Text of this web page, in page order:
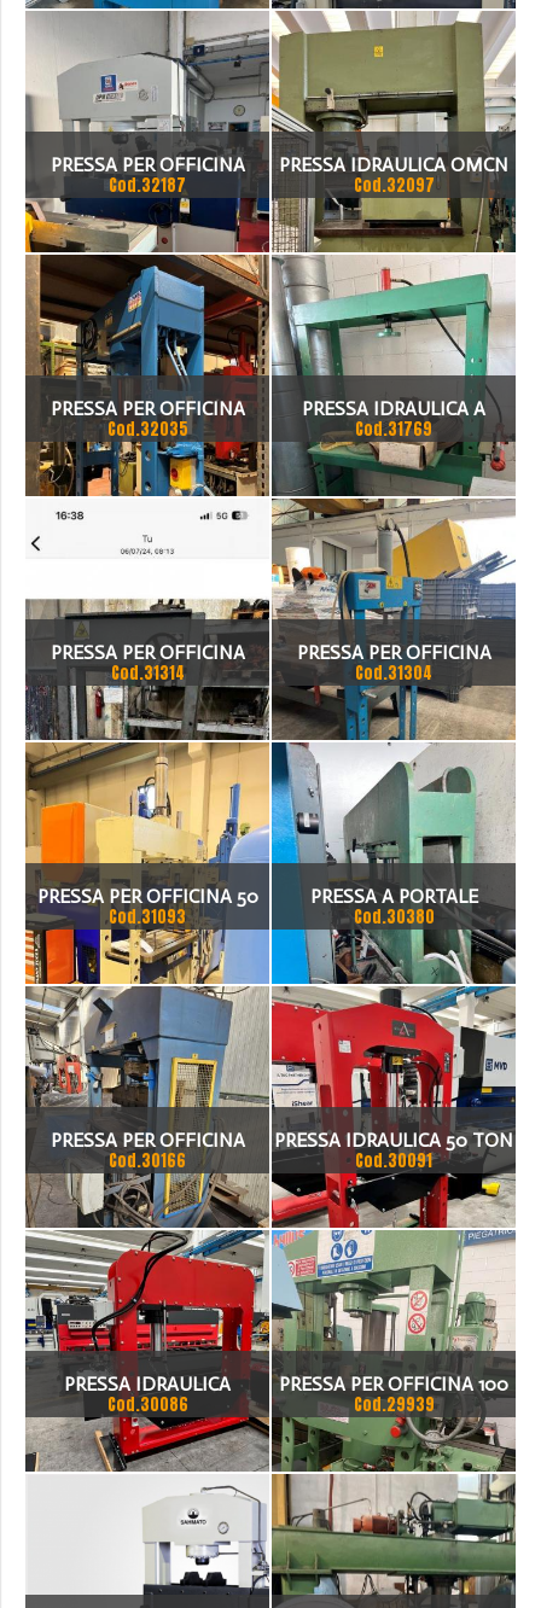
ANNO 2014
PRESSA PER OFFICINA
NUOVA 150 TON
Cod.32187
PRESSA IDRAULICA OMCN
(IB) 280 RM 300 TON
Cod.32097
PRESSA PER OFFICINA
100TON NUOVA OMCN
Cod.32035
PRESSA IDRAULICA A
MANO
Cod.31769
PRESSA PER OFFICINA
BIGNOZZI A PISTONE
MOBILE
Cod.31314
PRESSA PER OFFICINA
ANNO 2005 TON 20 SICMI
Cod.31304
PRESSA PER OFFICINA 50
TON PISTONE GUIDATO
Cod.31093
PRESSA A PORTALE
IDRAULICA
Cod.30380
PRESSA PER OFFICINA
Cod.30166
PRESSA IDRAULICA 50 TON
Cod.30091
PRESSA IDRAULICA
MOTORIZZATA CILINDRO
MOBILE
Cod.30086
PRESSA PER OFFICINA 100
TON
Cod.29939